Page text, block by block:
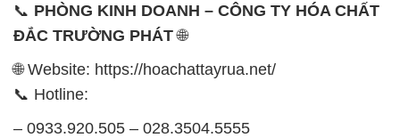
📞 PHÒNG KINH DOANH – CÔNG TY HÓA CHẤT
ĐẮC TRƯỜNG PHÁT🌐
🌐 Website: https://hoachattayrua.net/
📞 Hotline:
– 0933.920.505 – 028.3504.5555